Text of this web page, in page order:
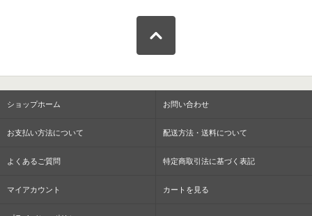
ショップホーム お問い合わせ
お支払い方法について 配送方法・送料について
よくあるご質問 特定商取引法に基づく表記
マイアカウント カートを見る